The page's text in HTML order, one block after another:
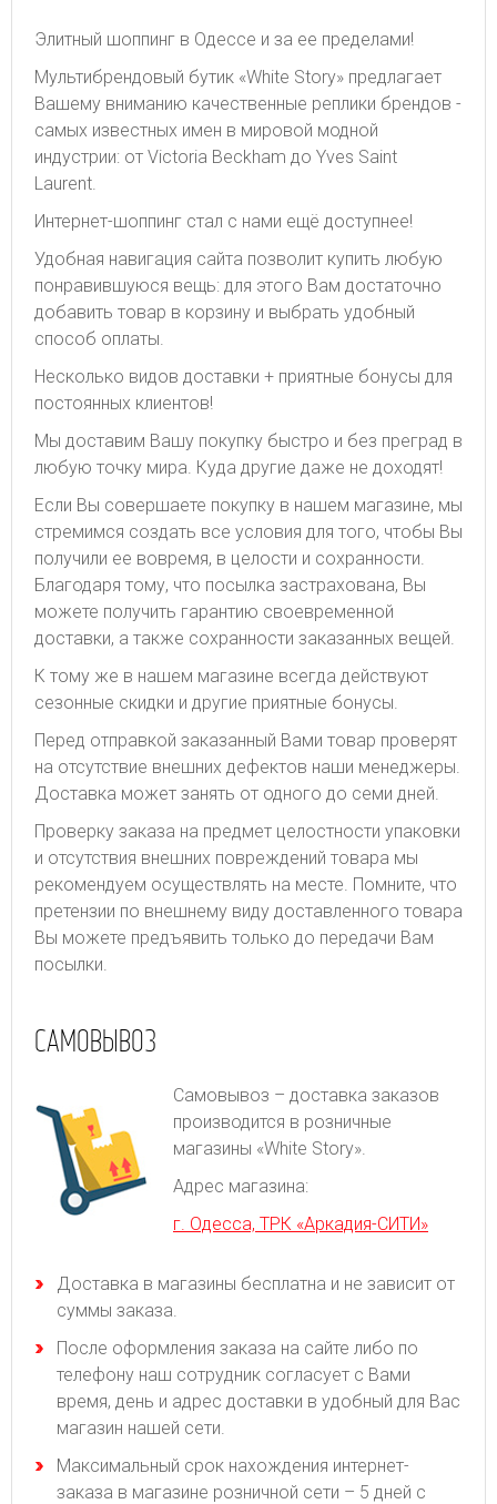
Элитный шоппинг в Одессе и за ее пределами!
Мультибрендовый бутик «White Story» предлагает
Вашему вниманию качественные реплики брендов -
самых известных имен в мировой модной
индустрии: от Victoria Beckham до Yves Saint
Laurent.
Интернет-шоппинг стал с нами ещё доступнее!
Удобная навигация сайта позволит купить любую
понравившуюся вещь: для этого Вам достаточно
добавить товар в корзину и выбрать удобный
способ оплаты.
Несколько видов доставки + приятные бонусы для
постоянных клиентов!
Мы доставим Вашу покупку быстро и без преград в
любую точку мира. Куда другие даже не доходят!
Если Вы совершаете покупку в нашем магазине, мы
стремимся создать все условия для того, чтобы Вы
получили ее вовремя, в целости и сохранности.
Благодаря тому, что посылка застрахована, Вы
можете получить гарантию своевременной
доставки, а также сохранности заказанных вещей.
К тому же в нашем магазине всегда действуют
сезонные скидки и другие приятные бонусы.
Перед отправкой заказанный Вами товар проверят
на отсутствие внешних дефектов наши менеджеры.
Доставка может занять от одного до семи дней.
Проверку заказа на предмет целостности упаковки
и отсутствия внешних повреждений товара мы
рекомендуем осуществлять на месте. Помните, что
претензии по внешнему виду доставленного товара
Вы можете предъявить только до передачи Вам
посылки.
САМОВЫВОЗ
Самовывоз – доставка заказов
производится в розничные
магазины «White Story».
Адрес магазина:
г. Одесса, ТРК «Аркадия-СИТИ»
Доставка в магазины бесплатна и не зависит от
суммы заказа.
После оформления заказа на сайте либо по
телефону наш сотрудник согласует с Вами
время, день и адрес доставки в удобный для Вас
магазин нашей сети.
Максимальный срок нахождения интернет-
заказа в магазине розничной сети – 5 дней с